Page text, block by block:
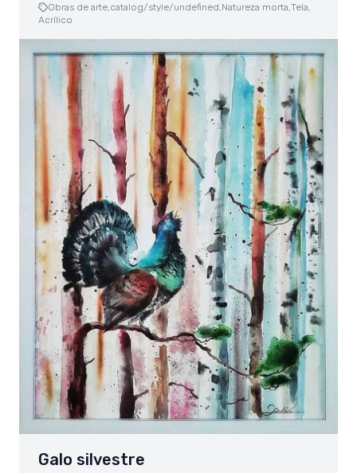
Obras de arte, catalog/style/undefined, Natureza morta, Tela,
Acrílico
Galo silvestre